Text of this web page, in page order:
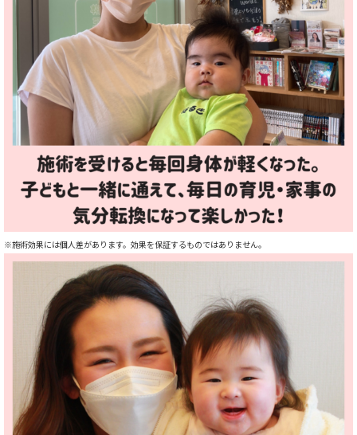
※施術効果には個人差があります。 効果を保証するものではありません。